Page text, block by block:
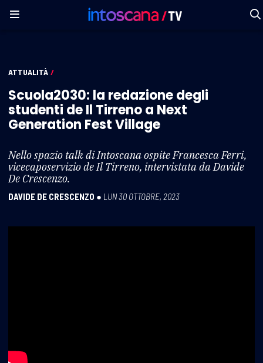
ATTUALITÀ /
Scuola2030: la redazione degli
studenti de Il Tirreno a Next
Generation Fest Village
Nello spazio talk di Intoscana ospite Francesca Ferri,
vicecaposervizio de Il Tirreno, intervistata da Davide
De Crescenzo.
DAVIDE DE CRESCENZO ● LUN 30 OTTOBRE, 2023